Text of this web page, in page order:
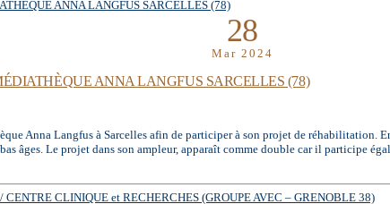
28
Mar 2024
ANNA LANGFUS SARCELLES (78)
Anna Langfus à Sarcelles afin de participer à son projet de réhabilitation.
âges. Le projet dans son ampleur, apparaît comme double car il participe